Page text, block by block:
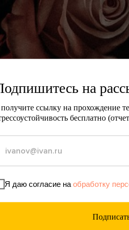
на
ссылку на прохождение
бесплатно
Я даю согласие на обработку